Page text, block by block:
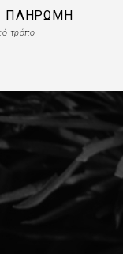
ΠΛΗΡΩΜΉ
τρόπο